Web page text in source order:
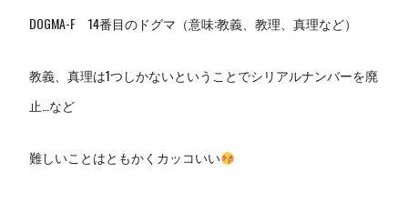
DOGMA-F 14番目のドグマ（意味:教義、教理、真理など）
教義、真理は1つしかないということでシリアルナンバーを廃
止…など
難しいことはともかくカッコいい